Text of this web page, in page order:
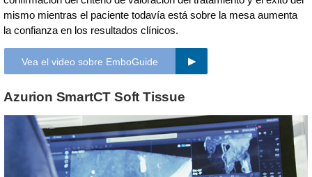
mismo mientras el paciente todavía está sobre la mesa aumenta
la confianza en los resultados clínicos.
Vea el video sobre EmboGuide
Azurion SmartCT Soft Tissue